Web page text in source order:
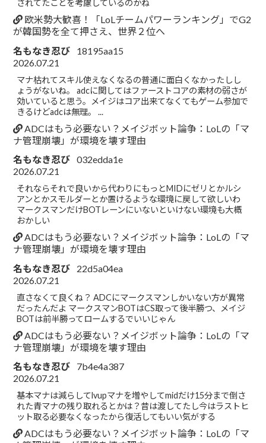
されてたことを考慮しているのかね
欧米勢大歓喜！「LoLチームパワーランキング」でG2
が韓国勢を全て押さえ、世界２位へ
名もなき忍び
18195aa15
2026.07.21
マナ枯れてスキル使えなくなるの普通に面白くなかったしし
ょうがないね。 adcに関してはファーストコアの素材の弱さが
効いていると思う。メイジはコア出来てなくてもゲーム参加で
きるけどadcは無理。 ...
ADCはもう必要ない？メイジボット論争：LoLの「マ
ナ管理崩壊」が環境を壊す理由
名もなき忍び 032edda1e
2026.07.21
それならそれで良いから代わりにもっとMIDにゼリとかルシ
アンとかスモルダーとか置けるような環境に戻して欲しいわ
マークスマンだけBOTレーンにいないといけない環境も大概
おかしい
ADCはもう必要ない？メイジボット論争：LoLの「マ
ナ管理崩壊」が環境を壊す理由
名もなき忍び
22d5a04ea
2026.07.21
直さなくて良くね？ ADCにマークスマンしかいない方が異常
だったんだよ マークスマンBOTはCS取って後半勝つ、メイジ
BOTは前半勝ってロームするでいいじゃん
ADCはもう必要ない？メイジボット論争：LoLの「マ
ナ管理崩壊」が環境を壊す理由
名もなき忍び
7b4e4a387
2026.07.21
基本マナは減らしてlvupマナを増やしてmidだけ15分まで倒さ
れた青マナの残り取れるとかは？昔は渡してたし今はラストヒ
ット取る必要なくなったから復活してもいい気がする
ADCはもう必要ない？メイジボット論争：LoLの「マ